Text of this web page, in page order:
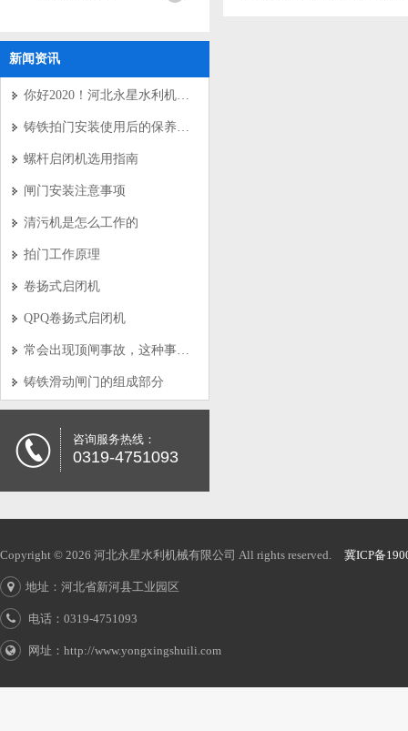
新闻资讯
你好2020！河北永星水利机械有限公司新年寄语
铸铁拍门安装使用后的保养要求
螺杆启闭机选用指南
闸门安装注意事项
清污机是怎么工作的
拍门工作原理
卷扬式启闭机
QPQ卷扬式启闭机
常会出现顶闸事故，这种事故产生的原因是怎样的呢?
铸铁滑动闸门的组成部分
咨询服务热线：
0319-4751093
Copyright © 2026 河北永星水利机械有限公司 All rights reserved. 冀ICP备
地址：河北省新河县工业园区
电话：0319-4751093
网址：http://www.yongxingshuili.com